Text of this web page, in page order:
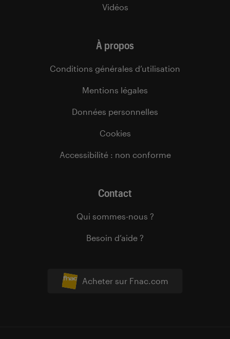
Acheter sur Fnac.com
Vidéos
À propos
Conditions générales d’utilisation
Mentions légales
Données personnelles
Cookies
Accessibilité : non conforme
Contact
Qui sommes-nous ?
Besoin d’aide ?